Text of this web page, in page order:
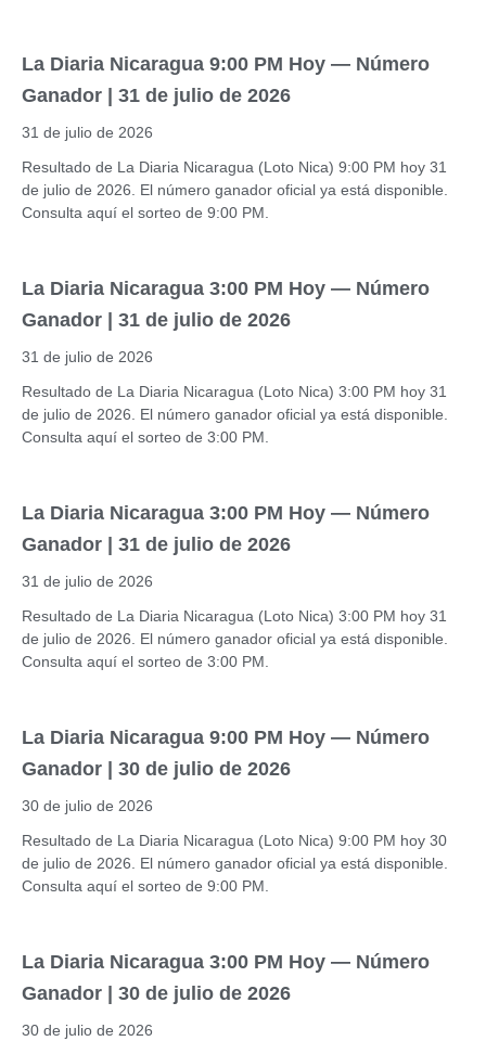
La Diaria Nicaragua 9:00 PM Hoy — Número
Ganador | 31 de julio de 2026
31 de julio de 2026
Resultado de La Diaria Nicaragua (Loto Nica) 9:00 PM hoy 31
de julio de 2026. El número ganador oficial ya está disponible.
Consulta aquí el sorteo de 9:00 PM.
La Diaria Nicaragua 3:00 PM Hoy — Número
Ganador | 31 de julio de 2026
31 de julio de 2026
Resultado de La Diaria Nicaragua (Loto Nica) 3:00 PM hoy 31
de julio de 2026. El número ganador oficial ya está disponible.
Consulta aquí el sorteo de 3:00 PM.
La Diaria Nicaragua 3:00 PM Hoy — Número
Ganador | 31 de julio de 2026
31 de julio de 2026
Resultado de La Diaria Nicaragua (Loto Nica) 3:00 PM hoy 31
de julio de 2026. El número ganador oficial ya está disponible.
Consulta aquí el sorteo de 3:00 PM.
La Diaria Nicaragua 9:00 PM Hoy — Número
Ganador | 30 de julio de 2026
30 de julio de 2026
Resultado de La Diaria Nicaragua (Loto Nica) 9:00 PM hoy 30
de julio de 2026. El número ganador oficial ya está disponible.
Consulta aquí el sorteo de 9:00 PM.
La Diaria Nicaragua 3:00 PM Hoy — Número
Ganador | 30 de julio de 2026
30 de julio de 2026